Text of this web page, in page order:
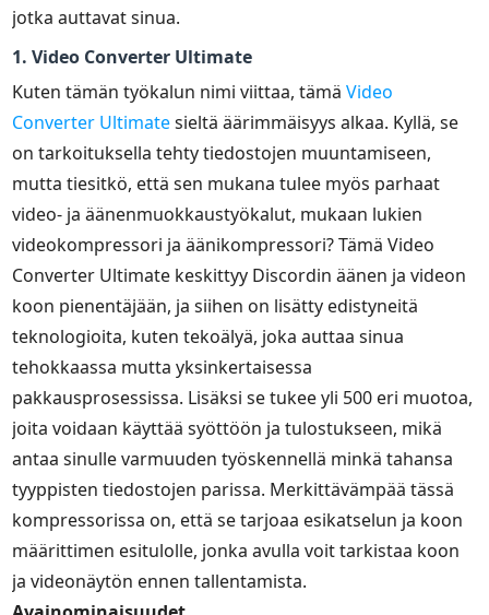
jotka auttavat sinua.
1. Video Converter Ultimate
Kuten tämän työkalun nimi viittaa, tämäVideo
Converter Ultimatesieltä äärimmäisyys alkaa. Kyllä, se
on tarkoituksella tehty tiedostojen muuntamiseen,
mutta tiesitkö, että sen mukana tulee myös parhaat
video- ja äänenmuokkaustyökalut, mukaan lukien
videokompressori ja äänikompressori? Tämä Video
Converter Ultimate keskittyy Discordin äänen ja videon
koon pienentäjään, ja siihen on lisätty edistyneitä
teknologioita, kuten tekoälyä, joka auttaa sinua
tehokkaassa mutta yksinkertaisessa
pakkausprosessissa. Lisäksi se tukee yli 500 eri muotoa,
joita voidaan käyttää syöttöön ja tulostukseen, mikä
antaa sinulle varmuuden työskennellä minkä tahansa
tyyppisten tiedostojen parissa. Merkittävämpää tässä
kompressorissa on, että se tarjoaa esikatselun ja koon
määrittimen esitulolle, jonka avulla voit tarkistaa koon
ja videonäytön ennen tallentamista.